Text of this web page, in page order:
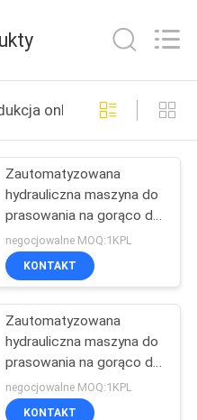
online
Zautomatyzowana
hydrauliczna maszyna do
prasowania na gorąco do
wyrobów formowanych
na sucho
negocjowalne MOQ:1KPL
KONTAKT
Zautomatyzowana
hydrauliczna maszyna do
prasowania na gorąco do
wyrobów formowanych
na sucho
negocjowalne MOQ:1KPL
KONTAKT